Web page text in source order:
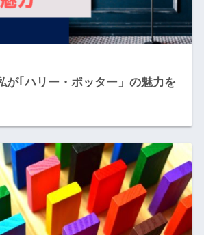
が｢ハリー・ポッター」の魅力を